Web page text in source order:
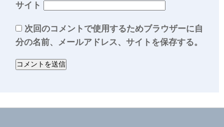
サイト
次回のコメントで使用するためブラウザーに自
分の名前、メールアドレス、サイトを保存する。